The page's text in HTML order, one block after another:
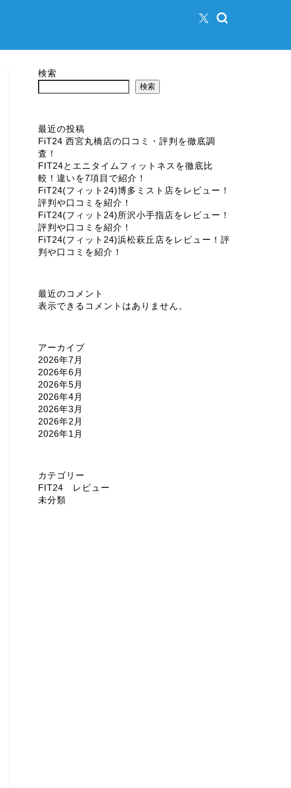
検索
検索
最近の投稿
FiT24 西宮丸橋店の口コミ・評判を徹底調
査！
FIT24とエニタイムフィットネスを徹底比
較！違いを7項目で紹介！
FiT24(フィット24)博多ミスト店をレビュー！
評判や口コミを紹介！
FiT24(フィット24)所沢小手指店をレビュー！
評判や口コミを紹介！
FiT24(フィット24)浜松萩丘店をレビュー！評
判や口コミを紹介！
最近のコメント
表示できるコメントはありません。
アーカイブ
2026年7月
2026年6月
2026年5月
2026年4月
2026年3月
2026年2月
2026年1月
カテゴリー
FIT24 レビュー
未分類